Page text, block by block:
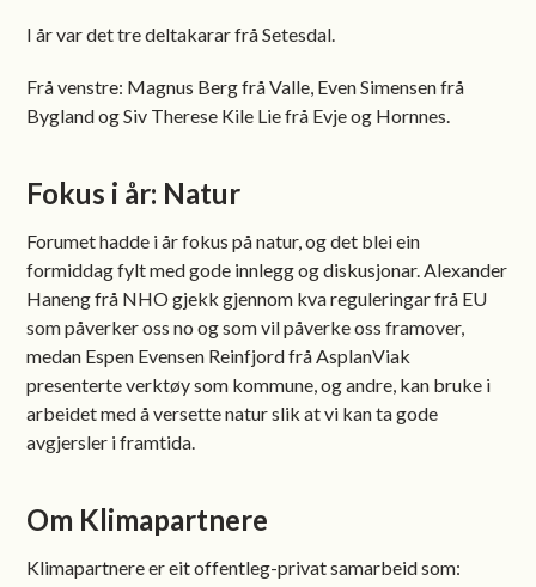
I år var det tre deltakarar frå Setesdal.
Frå venstre: Magnus Berg frå Valle, Even Simensen frå
Bygland og Siv Therese Kile Lie frå Evje og Hornnes.
Fokus i år: Natur
Forumet hadde i år fokus på natur, og det blei ein
formiddag fylt med gode innlegg og diskusjonar. Alexander
Haneng frå NHO gjekk gjennom kva reguleringar frå EU
som påverker oss no og som vil påverke oss framover,
medan Espen Evensen Reinfjord frå AsplanViak
presenterte verktøy som kommune, og andre, kan bruke i
arbeidet med å versette natur slik at vi kan ta gode
avgjersler i framtida.
Om Klimapartnere
Klimapartnere er eit offentleg-privat samarbeid som: